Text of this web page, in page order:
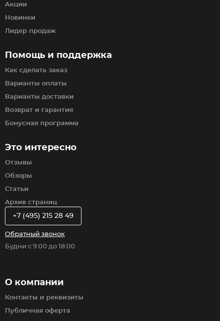
Помощь и поддержка
Как сделать заказ
Варианты оплаты
Варианты доставки
Возврат и гарантия
Бонусная программа
Акции
Новинки
Лидер продаж
Это интересно
Отзывы
Обзоры
Статьи
Архив страниц
О компании
Контакты и реквизиты
Публичная оферта
+7 (495) 215 28 49
Обратный звонок
Будни с 9:00 до 18:00